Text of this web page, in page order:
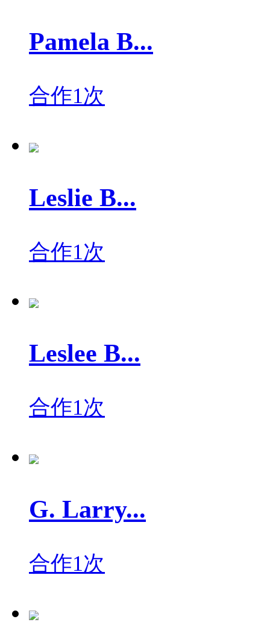
Pamela B...
合作1次
Leslie B...
合作1次
Leslee B...
合作1次
G. Larry...
合作1次